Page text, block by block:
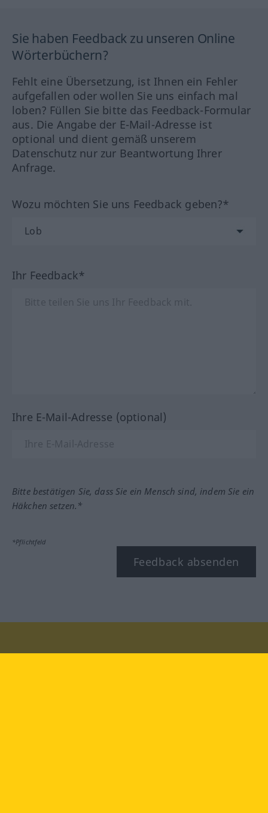
Sie haben Feedback zu unseren Online
Wörterbüchern?
Fehlt eine Übersetzung, ist Ihnen ein Fehler
aufgefallen oder wollen Sie uns einfach mal
loben? Füllen Sie bitte das Feedback-Formular
aus. Die Angabe der E-Mail-Adresse ist
optional und dient gemäß unserem
Datenschutz nur zur Beantwortung Ihrer
Anfrage.
Wozu möchten Sie uns Feedback geben?*
Ihr Feedback*
Ihre E-Mail-Adresse (optional)
Bitte bestätigen Sie, dass Sie ein Mensch sind, indem Sie ein
Häkchen setzen.*
*Pflichtfeld
Feedback absenden